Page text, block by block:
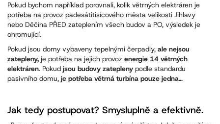
Pokud bychom například porovnali, kolik větrných elektráren je
potřeba na provoz padesátitisícového města velikosti Jihlavy
nebo Děčína PŘED zateplením všech budov a PO, výsledek je
ohromující.
Pokud jsou domy vybaveny tepelnými čerpadly, ale nejsou
zatepleny, je potřeba na jejich provoz energie 14 větrných
elektráren. Pokud jsou budovy zatepleny podle standardu
pasivního domu, je potřeba větrná turbína pouze jedna…
Jak tedy postupovat? Smysluplně a efektivně.